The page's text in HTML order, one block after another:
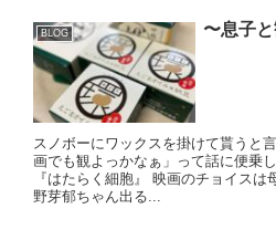
BLOG 〜息子
スノボーにワックスを掛けて貰うと
画でも観よっかなぁ」って話に
『はたらく細胞』 映画のチョイス
野芽郁ちゃん出る...